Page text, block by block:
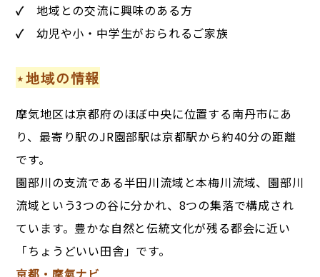
✓地域との交流に興味のある方
✓幼児や小・中学生がおられるご家族
⋆地域の情報
摩気地区は京都府のほぼ中央に位置する南丹市にあ
り、最寄り駅のJR園部駅は京都駅から約40分の距離
です。
園部川の支流である半田川流域と本梅川流域、園部川
流域という3つの谷に分かれ、8つの集落で構成され
ています。豊かな自然と伝統文化が残る都会に近い
「ちょうどいい田舎」です。
京都・摩氣ナビ